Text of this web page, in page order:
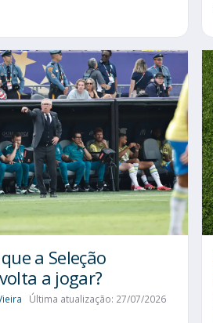
a Seleção
a jogar?
Última atualização: 27/07/2026